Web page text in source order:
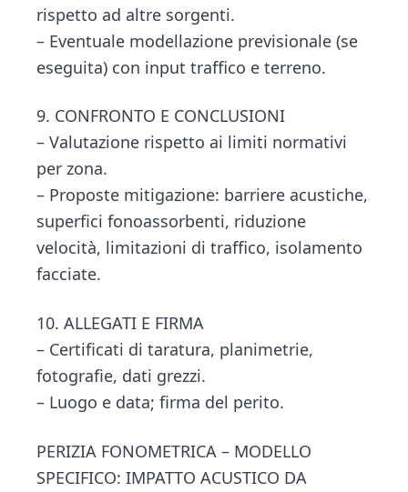
rispetto ad altre sorgenti.
– Eventuale modellazione previsionale (se
eseguita) con input traffico e terreno.
9. CONFRONTO E CONCLUSIONI
– Valutazione rispetto ai limiti normativi
per zona.
– Proposte mitigazione: barriere acustiche,
superfici fonoassorbenti, riduzione
velocità, limitazioni di traffico, isolamento
facciate.
10. ALLEGATI E FIRMA
– Certificati di taratura, planimetrie,
fotografie, dati grezzi.
– Luogo e data; firma del perito.
PERIZIA FONOMETRICA – MODELLO
SPECIFICO: IMPATTO ACUSTICO DA